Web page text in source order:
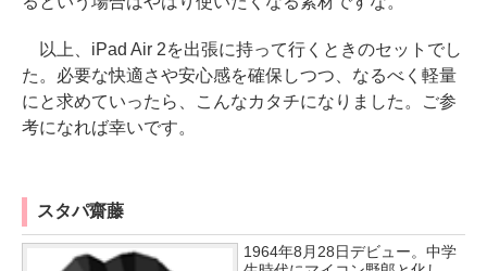
以上、iPad Air 2を出張に持って行くときのセットでし
た。必要な快適さや安心感を確保しつつ、なるべく軽量
にと求めていったら、こんなカタチになりました。ご参
考になれば幸いです。
スタパ齋藤
1964年8月28日デビュー。中学